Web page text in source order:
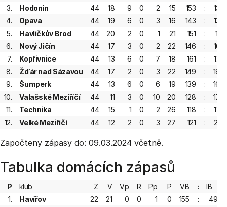
3.
Hodonín 44 18 9 0 2 15 153 :
134
4.
Opava 44 19 6 0 3 16 143 :
134
5.
Havlíčkův Brod 44 20 2 0 1 21 151 :
141
6.
Nový Jičín 44 17 3 0 2 22 146 :
165
7.
Kopřivnice 44 13 6 0 7 18 161 :
172
8.
Žďár nad Sázavou 44 17 2 0 3 22 149 :
187
9.
Šumperk 44 13 6 0 6 19 139 :
160
10.
Valašské Meziříčí 44 11 3 0 10 20 128 :
170
11.
Technika 44 15 1 0 2 26 118 :
172
12.
Velké Meziříčí 44 12 2 0 3 27 121 : 217
Započteny zápasy do: 09.03.2024 včetně.
Tabulka domácích zápasů
P klub Z V Vp R Pp P VB :
IB
1.
Havířov 22 21 0 0 1 0 155 : 49